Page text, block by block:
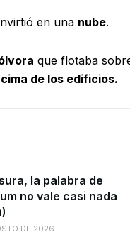
en una nube.
que flotaba
de los edificios.
la palabra de
no vale casi nada
DE 2026